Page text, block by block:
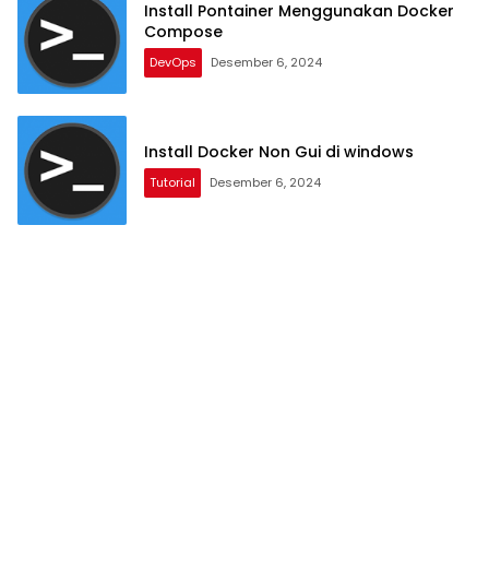
Install Pontainer Menggunakan Docker
Compose
DevOps Desember 6, 2024
Install Docker Non Gui di windows
Tutorial Desember 6, 2024